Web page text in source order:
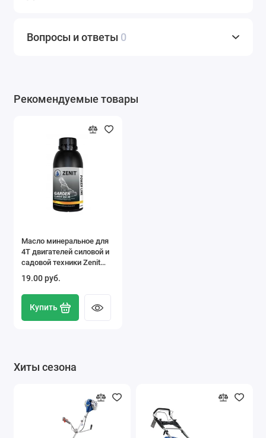
Вопросы и ответы 0
Рекомендуемые товары
Масло минеральное для
4Т двигателей силовой и
садовой техники Zenit
Power Line Garden Classic
SAE30, 0,56 л
19.00 pуб.
Купить
Хиты сезона